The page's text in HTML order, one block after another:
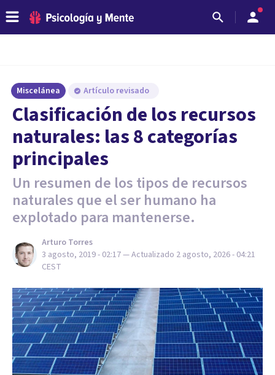
Miscelánea Artículo revisado
Clasificación de los recursos
naturales: las 8 categorías
principales
Un resumen de los tipos de recursos
naturales que el ser humano ha
explotado para mantenerse.
Arturo Torres
3 agosto, 2019 - 02:17— Actualizado 2 agosto, 2026 - 04:21
CEST